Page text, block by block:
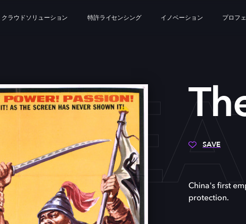
クラウドソリューション 特許ライセンシング イノベーション プロフ
SAVE
China's first
protection.